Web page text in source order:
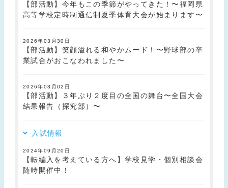
【部活動】今年もこの季節がやってきた！〜福岡県
高等学校定時制通信制夏季体育大会が始まります〜
2026年03月30日
【部活動】笑顔溢れる和やかムード！〜野球部の卒
業試合がおこなわれました〜
2026年03月02日
【部活動】３年ぶり２度目の全国の舞台〜全国大会
結果報告（探究部）〜
入試情報
2024年09月20日
【転編入を考えている方へ】学校見学・個別相談会
随時開催中！